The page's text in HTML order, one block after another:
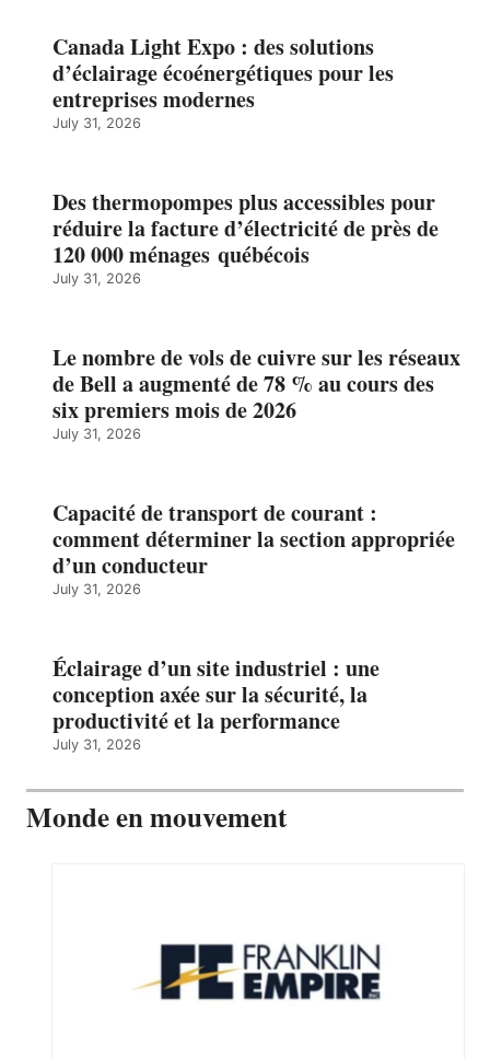
Canada Light Expo : des solutions
d’éclairage écoénergétiques pour les
entreprises modernes
July 31, 2026
Des thermopompes plus accessibles pour
réduire la facture d’électricité de près de
120 000 ménages québécois
July 31, 2026
Le nombre de vols de cuivre sur les réseaux
de Bell a augmenté de 78 % au cours des
six premiers mois de 2026
July 31, 2026
Capacité de transport de courant :
comment déterminer la section appropriée
d’un conducteur
July 31, 2026
Éclairage d’un site industriel : une
conception axée sur la sécurité, la
productivité et la performance
July 31, 2026
Monde en mouvement